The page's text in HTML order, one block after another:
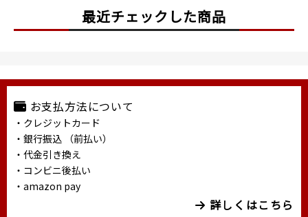
最近チェックした商品
お支払方法について
・クレジットカード
・銀行振込 （前払い）
・代金引き換え
・コンビニ後払い
・amazon pay
詳しくはこちら